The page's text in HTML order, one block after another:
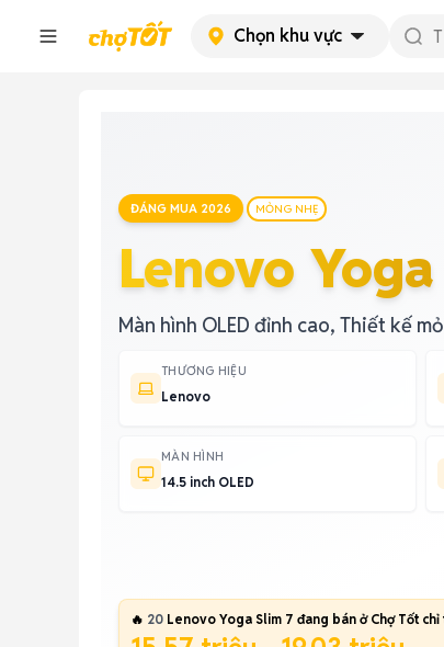
Chọn khu vực
ĐÁNG MUA 2026 MỎNG NHẸ
Lenovo
Màn hình OLED đỉnh cao, Thiết kế
THƯƠNG HIỆU
Lenovo
MÀN HÌNH
14.5 inch OLED
🔥 20 Lenovo Yoga Slim 7 đang bán ở Chợ Tốt chỉ